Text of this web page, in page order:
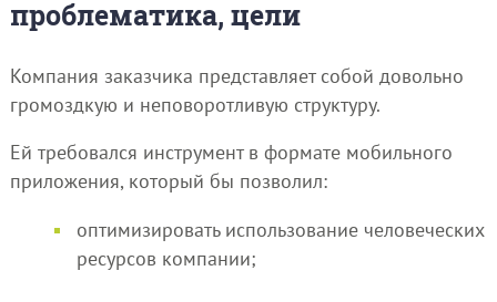
проблематика, цели
Компания заказчика представляет собой довольно
громоздкую и неповоротливую структуру.
Ей требовался инструмент в формате мобильного
приложения, который бы позволил:
оптимизировать использование человеческих
ресурсов компании;